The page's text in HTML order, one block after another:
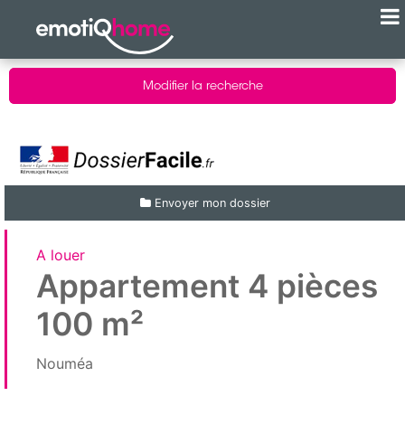
Modifier la recherche
Envoyer mon dossier
A louer
Appartement 4 pièces
100 m²
Nouméa